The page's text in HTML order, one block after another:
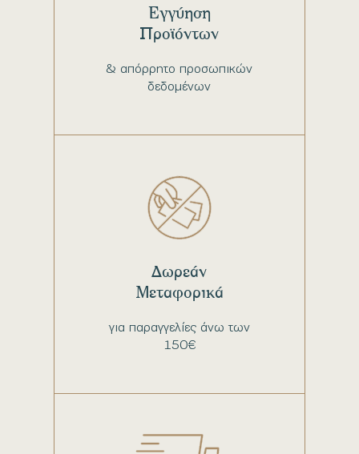
& απόρρητο προσωπικών
δεδομένων
Εγγύηση
Προϊόντων
για παραγγελίες άνω των
150€
Δωρεάν
Μεταφορικά